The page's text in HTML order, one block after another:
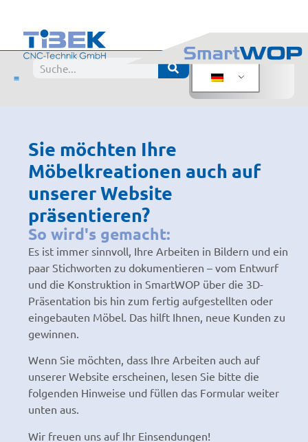
Sie möchten Ihre
Möbelkreationen auch auf
unserer Website
präsentieren?
So wird's gemacht:
Es ist immer sinnvoll, Ihre Arbeiten in Bildern und ein
paar Stichworten zu dokumentieren – vom Entwurf
und die Konstruktion in SmartWOP über die 3D-
Präsentation bis hin zum fertig aufgestellten oder
eingebauten Möbel. Das hilft Ihnen, neue Kunden zu
gewinnen.
Wenn Sie möchten, dass Ihre Arbeiten auch auf
unserer Website erscheinen, lesen Sie bitte die
folgenden Hinweise und füllen das Formular weiter
unten aus.
Wir freuen uns auf Ihr Einsendungen!